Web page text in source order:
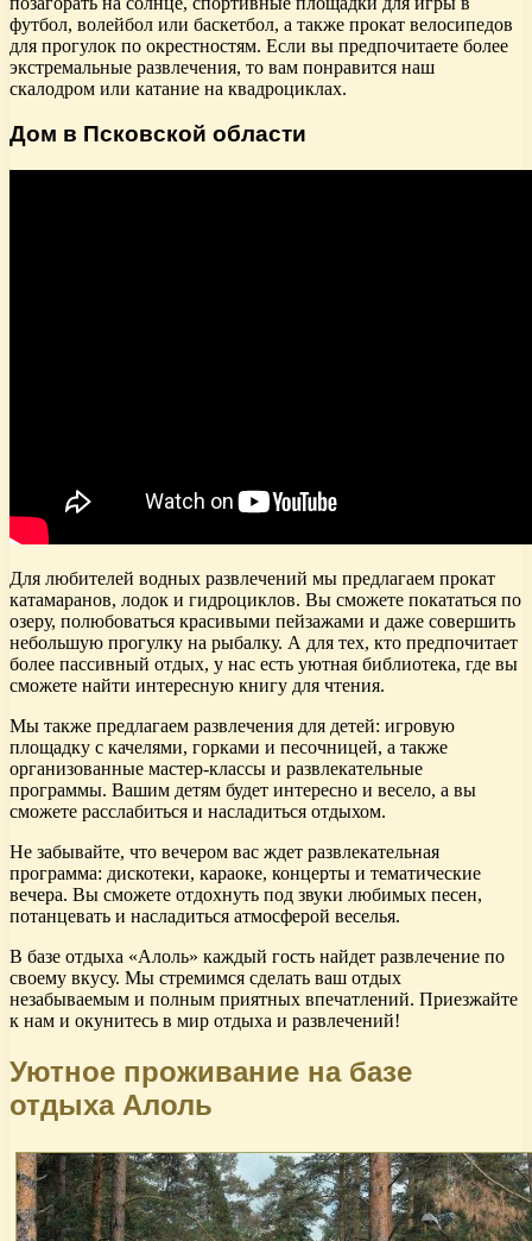
футбол, волейбол или баскетбол, а также прокат велосипедов
для прогулок по окрестностям. Если вы предпочитаете более
экстремальные развлечения, то вам понравится наш
скалодром или катание на квадроциклах.
Дом в Псковской области
Для любителей водных развлечений мы предлагаем прокат
катамаранов, лодок и гидроциклов. Вы сможете покататься по
озеру, полюбоваться красивыми пейзажами и даже совершить
небольшую прогулку на рыбалку. А для тех, кто предпочитает
более пассивный отдых, у нас есть уютная библиотека, где вы
сможете найти интересную книгу для чтения.
Мы также предлагаем развлечения для детей: игровую
площадку с качелями, горками и песочницей, а также
организованные мастер-классы и развлекательные
программы. Вашим детям будет интересно и весело, а вы
сможете расслабиться и насладиться отдыхом.
Не забывайте, что вечером вас ждет развлекательная
программа: дискотеки, караоке, концерты и тематические
вечера. Вы сможете отдохнуть под звуки любимых песен,
потанцевать и насладиться атмосферой веселья.
В базе отдыха «Алоль» каждый гость найдет развлечение по
своему вкусу. Мы стремимся сделать ваш отдых
незабываемым и полным приятных впечатлений. Приезжайте
к нам и окунитесь в мир отдыха и развлечений!
Уютное проживание на базе
отдыха Алоль